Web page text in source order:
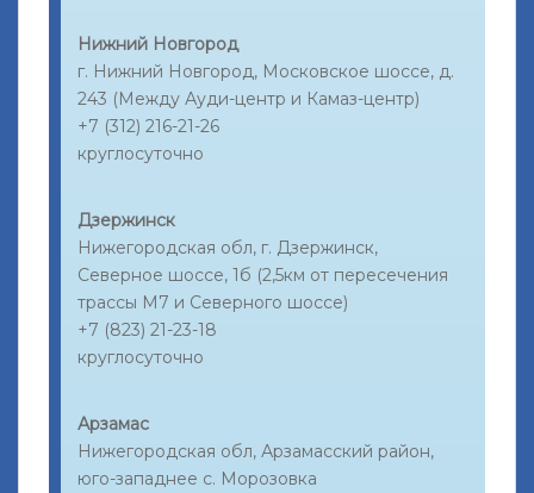
Нижний Новгород
г. Нижний Новгород, Московское шоссе, д.
243 (Между Ауди-центр и Камаз-центр)
+7 (312) 216-21-26
круглосуточно
Дзержинск
Нижегородская обл, г. Дзержинск,
Северное шоссе, 1б (2,5км от пересечения
трассы М7 и Северного шоссе)
+7 (823) 21-23-18
круглосуточно
Арзамас
Нижегородская обл, Арзамасский район,
юго-западнее с. Морозовка